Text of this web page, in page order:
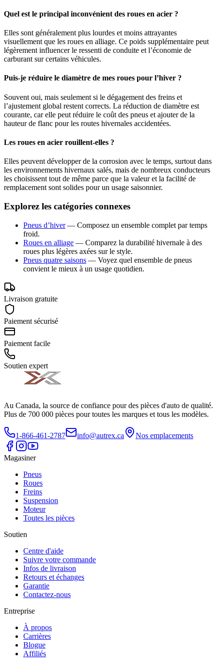
Quel est le principal inconvénient des roues en acier ?
Elles sont généralement plus lourdes et moins attrayantes
visuellement que les roues en alliage. Ce poids supplémentaire peut
légèrement influencer le ressenti de conduite et l’économie de
carburant sur certains véhicules.
Puis-je réduire le diamètre de mes roues pour l’hiver ?
Souvent oui, mais seulement si le dégagement des freins et
l’ajustement global restent corrects. La réduction de diamètre est
courante, car elle peut réduire le coût des pneus et ajouter de la
hauteur de flanc pour les routes hivernales accidentées.
Les roues en acier rouillent-elles ?
Elles peuvent développer de la corrosion avec le temps, surtout dans
les environnements hivernaux salés, mais de nombreux conducteurs
les choisissent tout de même parce que la valeur et la facilité de
remplacement sont solides pour un usage saisonnier.
Explorez les catégories connexes
Pneus d’hiver— Composez un ensemble complet par temps
froid.
Roues en alliage — Comparez la durabilité hivernale à des
roues plus légères axées sur le style.
Pneus quatre saisons — Voyez quel ensemble de pneus
convient le mieux à un usage quotidien.
Livraison gratuite
Paiement sécurisé
Paiement facile
Soutien expert
Au Canada, la source de confiance pour des pièces d'auto de qualité.
Plus de 700 000 pièces pour toutes les marques et tous les modèles.
1-866-461-2787 info@autrex.ca Nos emplacements
Magasiner
Pneus
Roues
Freins
Suspension
Moteur
Toutes les pièces
Soutien
Centre d'aide
Suivre votre commande
Infos de livraison
Retours et échanges
Garantie
Contactez-nous
Entreprise
À propos
Carrières
Blogue
Affiliés